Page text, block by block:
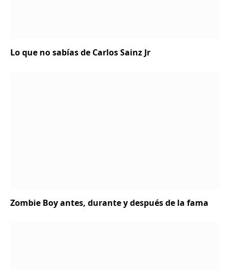
Lo que no sabías de Carlos Sainz Jr
Zombie Boy antes, durante y después de la fama